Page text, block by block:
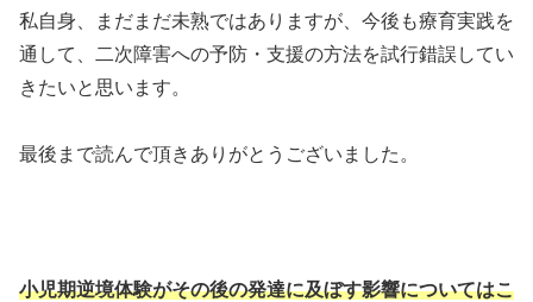
私自身、まだまだ未熟ではありますが、今後も療育実践を
通して、二次障害への予防・支援の方法を試行錯誤してい
きたいと思います。
最後まで読んで頂きありがとうございました。
小児期逆境体験がその後の発達に及ぼす影響についてはこ